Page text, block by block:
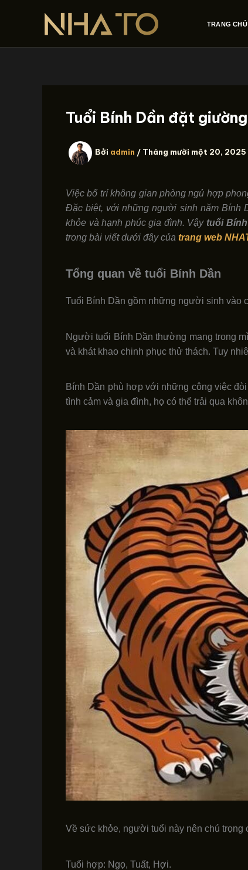
dung
TRANG CHỦ
Tuổi Bính Dần đặt
Bởi admin / Tháng mười một 20, 2025
Việc bố trí không gian phòng ngủ hợp
Đặc biệt, với những người sinh năm Bính
khỏe và hạnh phúc gia đình. Vậy tuổi
trong bài viết dưới đây của trang web
Tổng quan về tuổi Bính Dần
Tuổi Bính Dần gồm những người sinh vào
Người tuổi Bính Dần thường mang trong
và khát khao chinh phục thử thách. Tuy
Bính Dần phù hợp với những công việc
tình cảm và gia đình, họ có thể trải qua
Về sức khỏe, người tuổi này nên chú trọng
Tuổi hợp: Ngọ, Tuất, Hợi.